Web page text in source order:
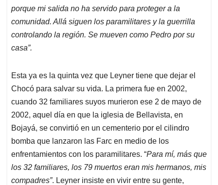
porque mi salida no ha servido para proteger a la
comunidad. Allá siguen los paramilitares y la guerrilla
controlando la región. Se mueven como Pedro por su
casa”.
Esta ya es la quinta vez que Leyner tiene que dejar el
Chocó para salvar su vida. La primera fue en 2002,
cuando 32 familiares suyos murieron ese 2 de mayo de
2002, aquel día en que la iglesia de Bellavista, en
Bojayá, se convirtió en un cementerio por el cilindro
bomba que lanzaron las Farc en medio de los
enfrentamientos con los paramilitares. “Para mí, más que
los 32 familiares, los 79 muertos eran mis hermanos, mis
compadres”. Leyner insiste en vivir entre su gente,